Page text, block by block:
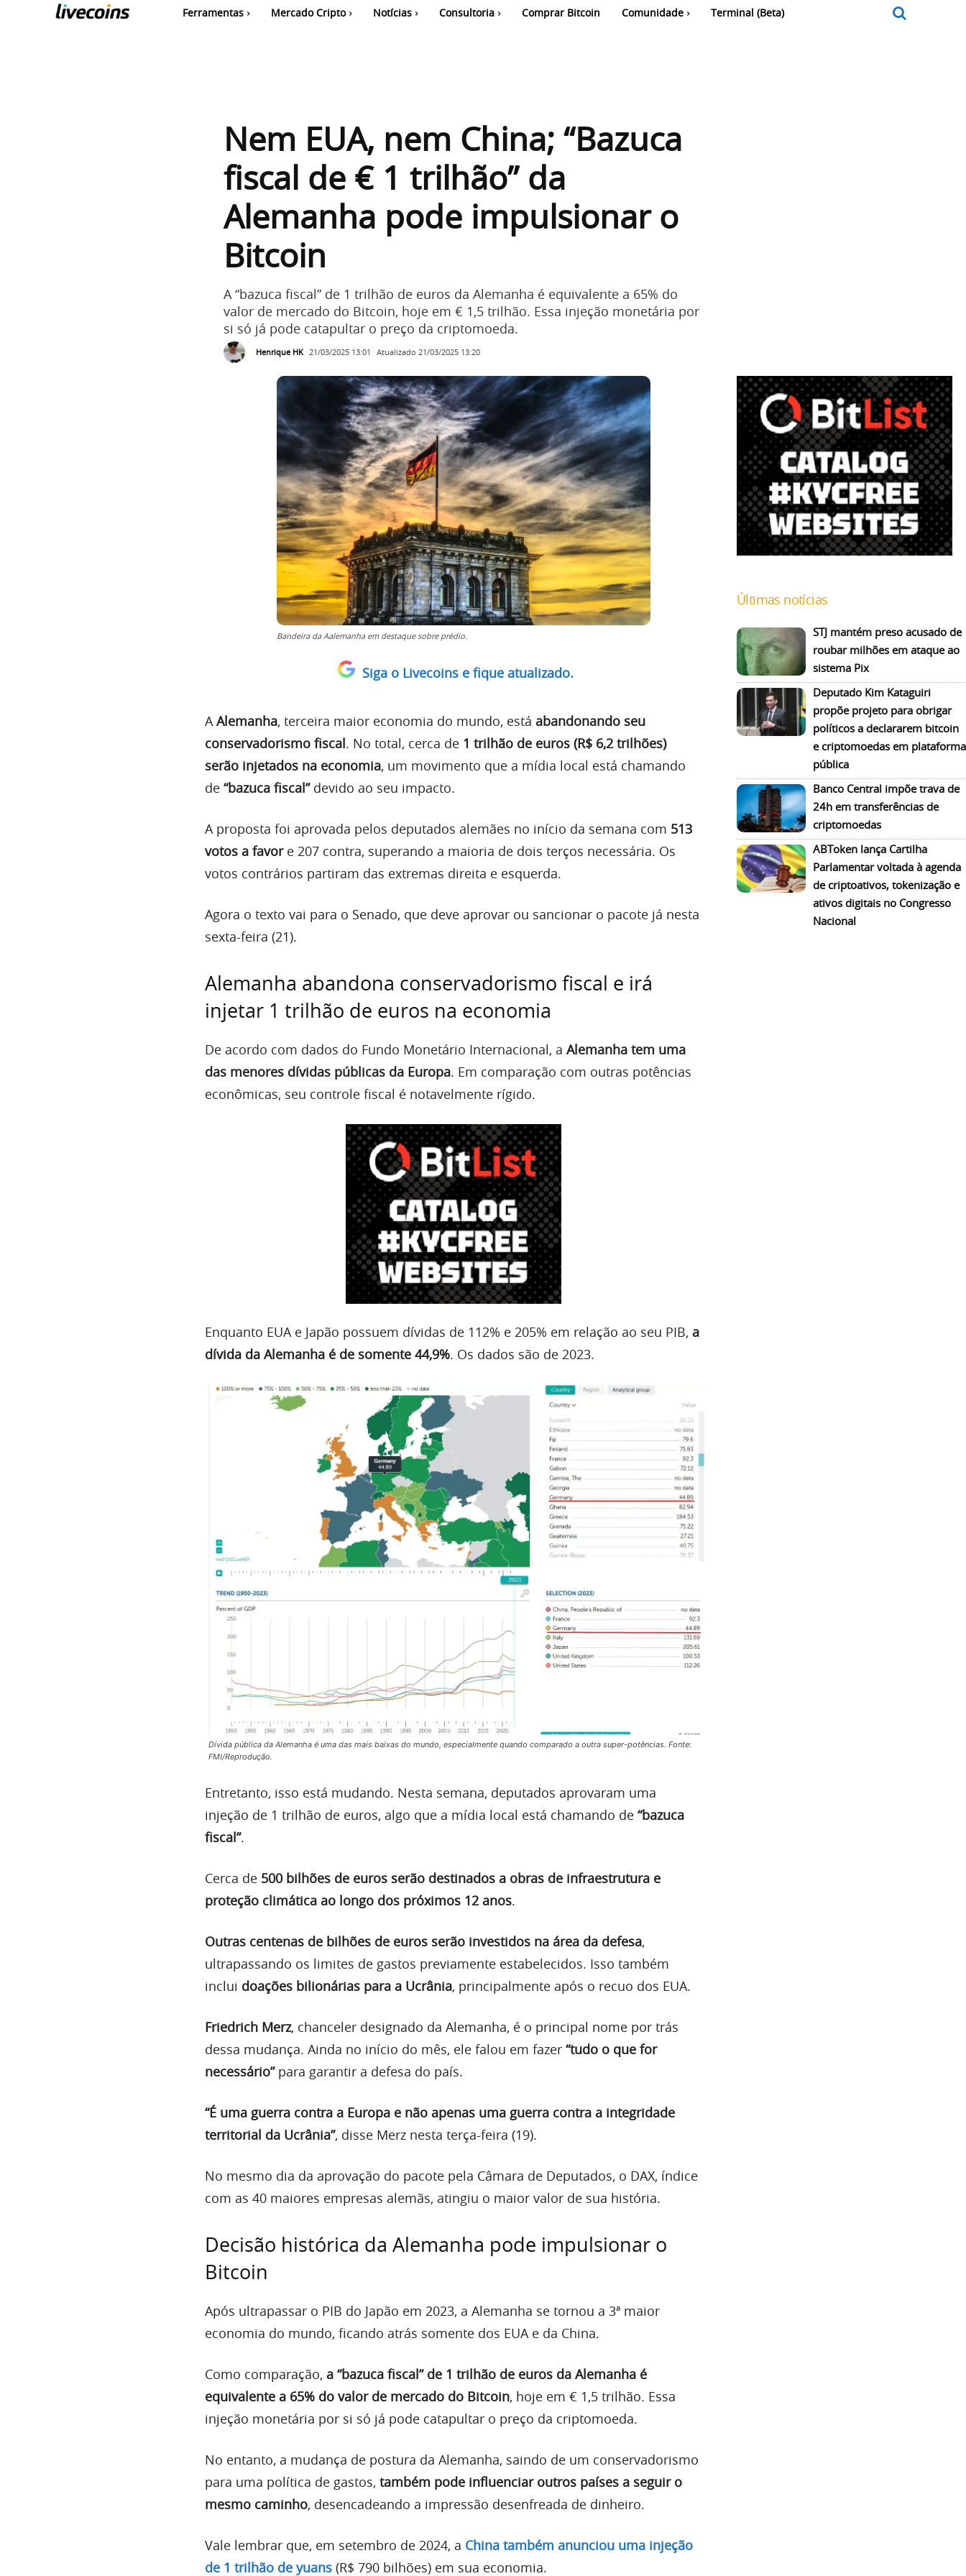
Ferramentas Mercado Cripto Notícias Consultoria Comprar Bitcoin Comunidade Terminal (Beta)
Nem EUA, nem China; “Bazuca
fiscal de € 1 trilhão” da
Alemanha pode impulsionar o
Bitcoin
A “bazuca fiscal” de 1 trilhão de euros da Alemanha é equivalente a 65% do
valor de mercado do Bitcoin, hoje em € 1,5 trilhão. Essa injeção monetária por
si só já pode catapultar o preço da criptomoeda.
Henrique HK 21/03/2025 13:01 Atualizado 21/03/2025 13:20
Bandeira da Aalemanha em destaque sobre prédio.
Siga o Livecoins e fique atualizado.
A Alemanha, terceira maior economia do mundo, está abandonando seu
conservadorismo fiscal. No total, cerca de 1 trilhão de euros (R$ 6,2 trilhões)
serão injetados na economia, um movimento que a mídia local está chamando
de “bazuca fiscal”devido ao seu impacto.
A proposta foi aprovada pelos deputados alemães no início da semana com 513
votos a favore 207 contra, superando a maioria de dois terços necessária. Os
votos contrários partiram das extremas direita e esquerda.
Agora o texto vai para o Senado, que deve aprovar ou sancionar o pacote já nesta
sexta-feira (21).
Alemanha abandona conservadorismo fiscal e irá
injetar 1 trilhão de euros na economia
De acordo com dados do Fundo Monetário Internacional, a Alemanha tem uma
das menores dívidas públicas da Europa. Em comparação com outras potências
econômicas, seu controle fiscal é notavelmente rígido.
Enquanto EUA e Japão possuem dívidas de 112% e 205% em relação ao seu PIB, a
dívida da Alemanha é de somente 44,9%. Os dados são de 2023.
Dívida pública da Alemanha é uma das mais baixas do mundo, especialmente quando comparado a outra super-potências. Fonte:
FMI/Reprodução.
Entretanto, isso está mudando. Nesta semana, deputados aprovaram uma
injeção de 1 trilhão de euros, algo que a mídia local está chamando de “bazuca
fiscal”.
Cerca de 500 bilhões de euros serão destinados a obras de infraestrutura e
proteção climática ao longo dos próximos 12 anos.
Outras centenas de bilhões de euros serão investidos na área da defesa,
ultrapassando os limites de gastos previamente estabelecidos. Isso também
inclui doações bilionárias para a Ucrânia, principalmente após o recuo dos EUA.
Friedrich Merz, chanceler designado da Alemanha, é o principal nome por trás
dessa mudança. Ainda no início do mês, ele falou em fazer “tudo o que for
necessário”para garantir a defesa do país.
“É uma guerra contra a Europa e não apenas uma guerra contra a integridade
territorial da Ucrânia”, disse Merz nesta terça-feira (19).
No mesmo dia da aprovação do pacote pela Câmara de Deputados, o DAX, índice
com as 40 maiores empresas alemãs, atingiu o maior valor de sua história.
Decisão histórica da Alemanha pode impulsionar o
Bitcoin
Após ultrapassar o PIB do Japão em 2023, a Alemanha se tornou a 3ª maior
economia do mundo, ficando atrás somente dos EUA e da China.
Como comparação, a “bazuca fiscal” de 1 trilhão de euros da Alemanha é
equivalente a 65% do valor de mercado do Bitcoin, hoje em € 1,5 trilhão. Essa
injeção monetária por si só já pode catapultar o preço da criptomoeda.
No entanto, a mudança de postura da Alemanha, saindo de um conservadorismo
para uma política de gastos, também pode influenciar outros países a seguir o
mesmo caminho, desencadeando a impressão desenfreada de dinheiro.
Vale lembrar que, em setembro de 2024, a China também anunciou uma injeção
de 1 trilhão de yuans (R$ 790 bilhões) em sua economia.
Últimas notícias
STJ mantém preso acusado de
roubar milhões em ataque ao
sistema Pix
Deputado Kim Kataguiri
propõe projeto para obrigar
políticos a declararem bitcoin
e criptomoedas em plataforma
pública
Banco Central impõe trava de
24h em transferências de
criptomoedas
ABToken lança Cartilha
Parlamentar voltada à agenda
de criptoativos, tokenização e
ativos digitais no Congresso
Nacional